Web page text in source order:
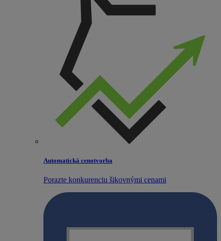
Automatická cenotvorba
Porazte konkurenciu šikovnými cenami